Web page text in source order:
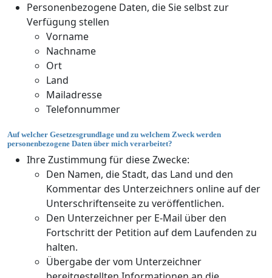
Personenbezogene Daten, die Sie selbst zur
Verfügung stellen
Vorname
Nachname
Ort
Land
Mailadresse
Telefonnummer
Auf welcher Gesetzesgrundlage und zu welchem Zweck werden
personenbezogene Daten über mich verarbeitet?
Ihre Zustimmung für diese Zwecke:
Den Namen, die Stadt, das Land und den
Kommentar des Unterzeichners online auf der
Unterschriftenseite zu veröffentlichen.
Den Unterzeichner per E-Mail über den
Fortschritt der Petition auf dem Laufenden zu
halten.
Übergabe der vom Unterzeichner